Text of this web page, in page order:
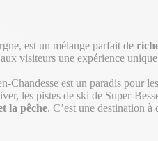
est un mélange parfait de
visiteurs une expérience
Chandesse est un paradis pour
les pistes de ski de Super-
la pêche. C’est une destination